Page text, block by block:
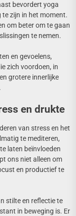
bevordert yoga
zijn in het moment.
om beter om te gaan
te nemen.
en gevoelens,
zich voordoen, in
grotere innerlijke
en drukte
van stress en het
te mediteren,
laten beïnvloeden
ons niet alleen om
en productief te
stilte en reflectie te
in beweging is. Er